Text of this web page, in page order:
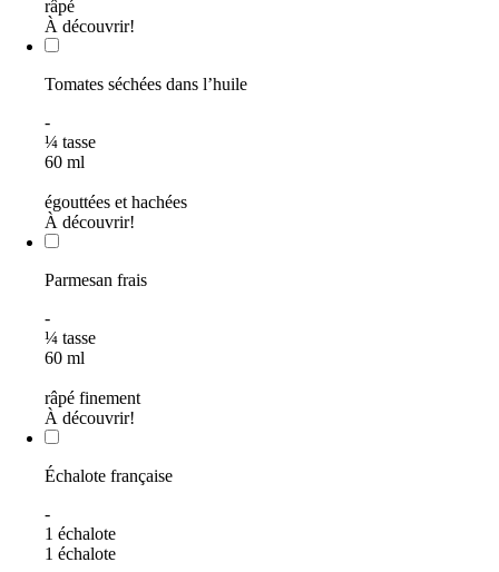
râpé
À découvrir!
Tomates séchées dans l’huile
-
¼ tasse
60 ml
égouttées et hachées
À découvrir!
Parmesan frais
-
¼ tasse
60 ml
râpé finement
À découvrir!
Échalote française
-
1 échalote
1 échalote